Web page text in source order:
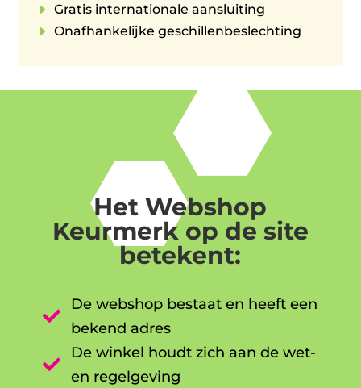
E Gratis internationale aansluiting
E Onafhankelijke geschillenbeslechting
Het Webshop
Keurmerk op de site
betekent:

De webshop bestaat en heeft een
bekend adres

De winkel houdt zich aan de wet-
en regelgeving